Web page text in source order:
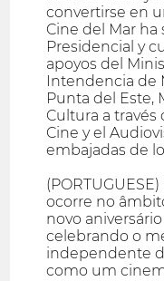
convertirse en
Cine del Mar
Presidencial y
apoyos del
Intendencia de
Punta del Este,
Cultura a través
Cine y el
embajadas de
ocorre no
novo
celebrando o
independente
como um